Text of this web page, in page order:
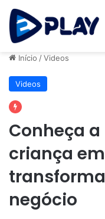
Início /Videos
Videos
Conheça
criança
negócio